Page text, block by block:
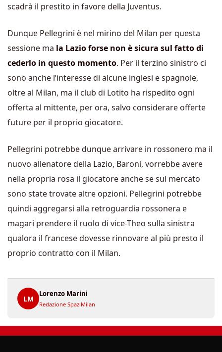
scadrà il prestito in favore della Juventus.
Dunque Pellegrini è nel mirino del Milan per questa
sessione ma la Lazio forse non è sicura sul fatto di
cederlo in questo momento. Per il terzino sinistro ci
sono anche l’interesse di alcune inglesi e spagnole,
oltre al Milan, ma il club di Lotito ha rispedito ogni
offerta al mittente, per ora, salvo considerare offerte
future per il proprio giocatore.
Pellegrini potrebbe dunque arrivare in rossonero ma il
nuovo allenatore della Lazio, Baroni, vorrebbe avere
nella propria rosa il giocatore anche se sul mercato
sono state trovate altre opzioni. Pellegrini potrebbe
quindi aggregarsi alla retroguardia rossonera e
magari prendere il ruolo di vice-Theo sulla sinistra
qualora il francese dovesse rinnovare al più presto il
proprio contratto con il Milan.
LM
Lorenzo Marini
Redazione SpaziMilan